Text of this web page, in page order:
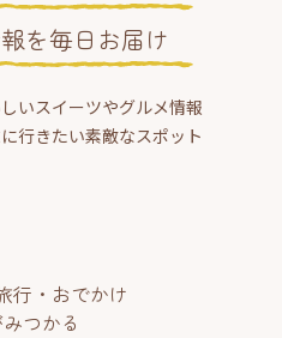
を毎日お届け
いスイーツやグルメ情報
行きたい素敵なスポット
行・おでかけ
つかる